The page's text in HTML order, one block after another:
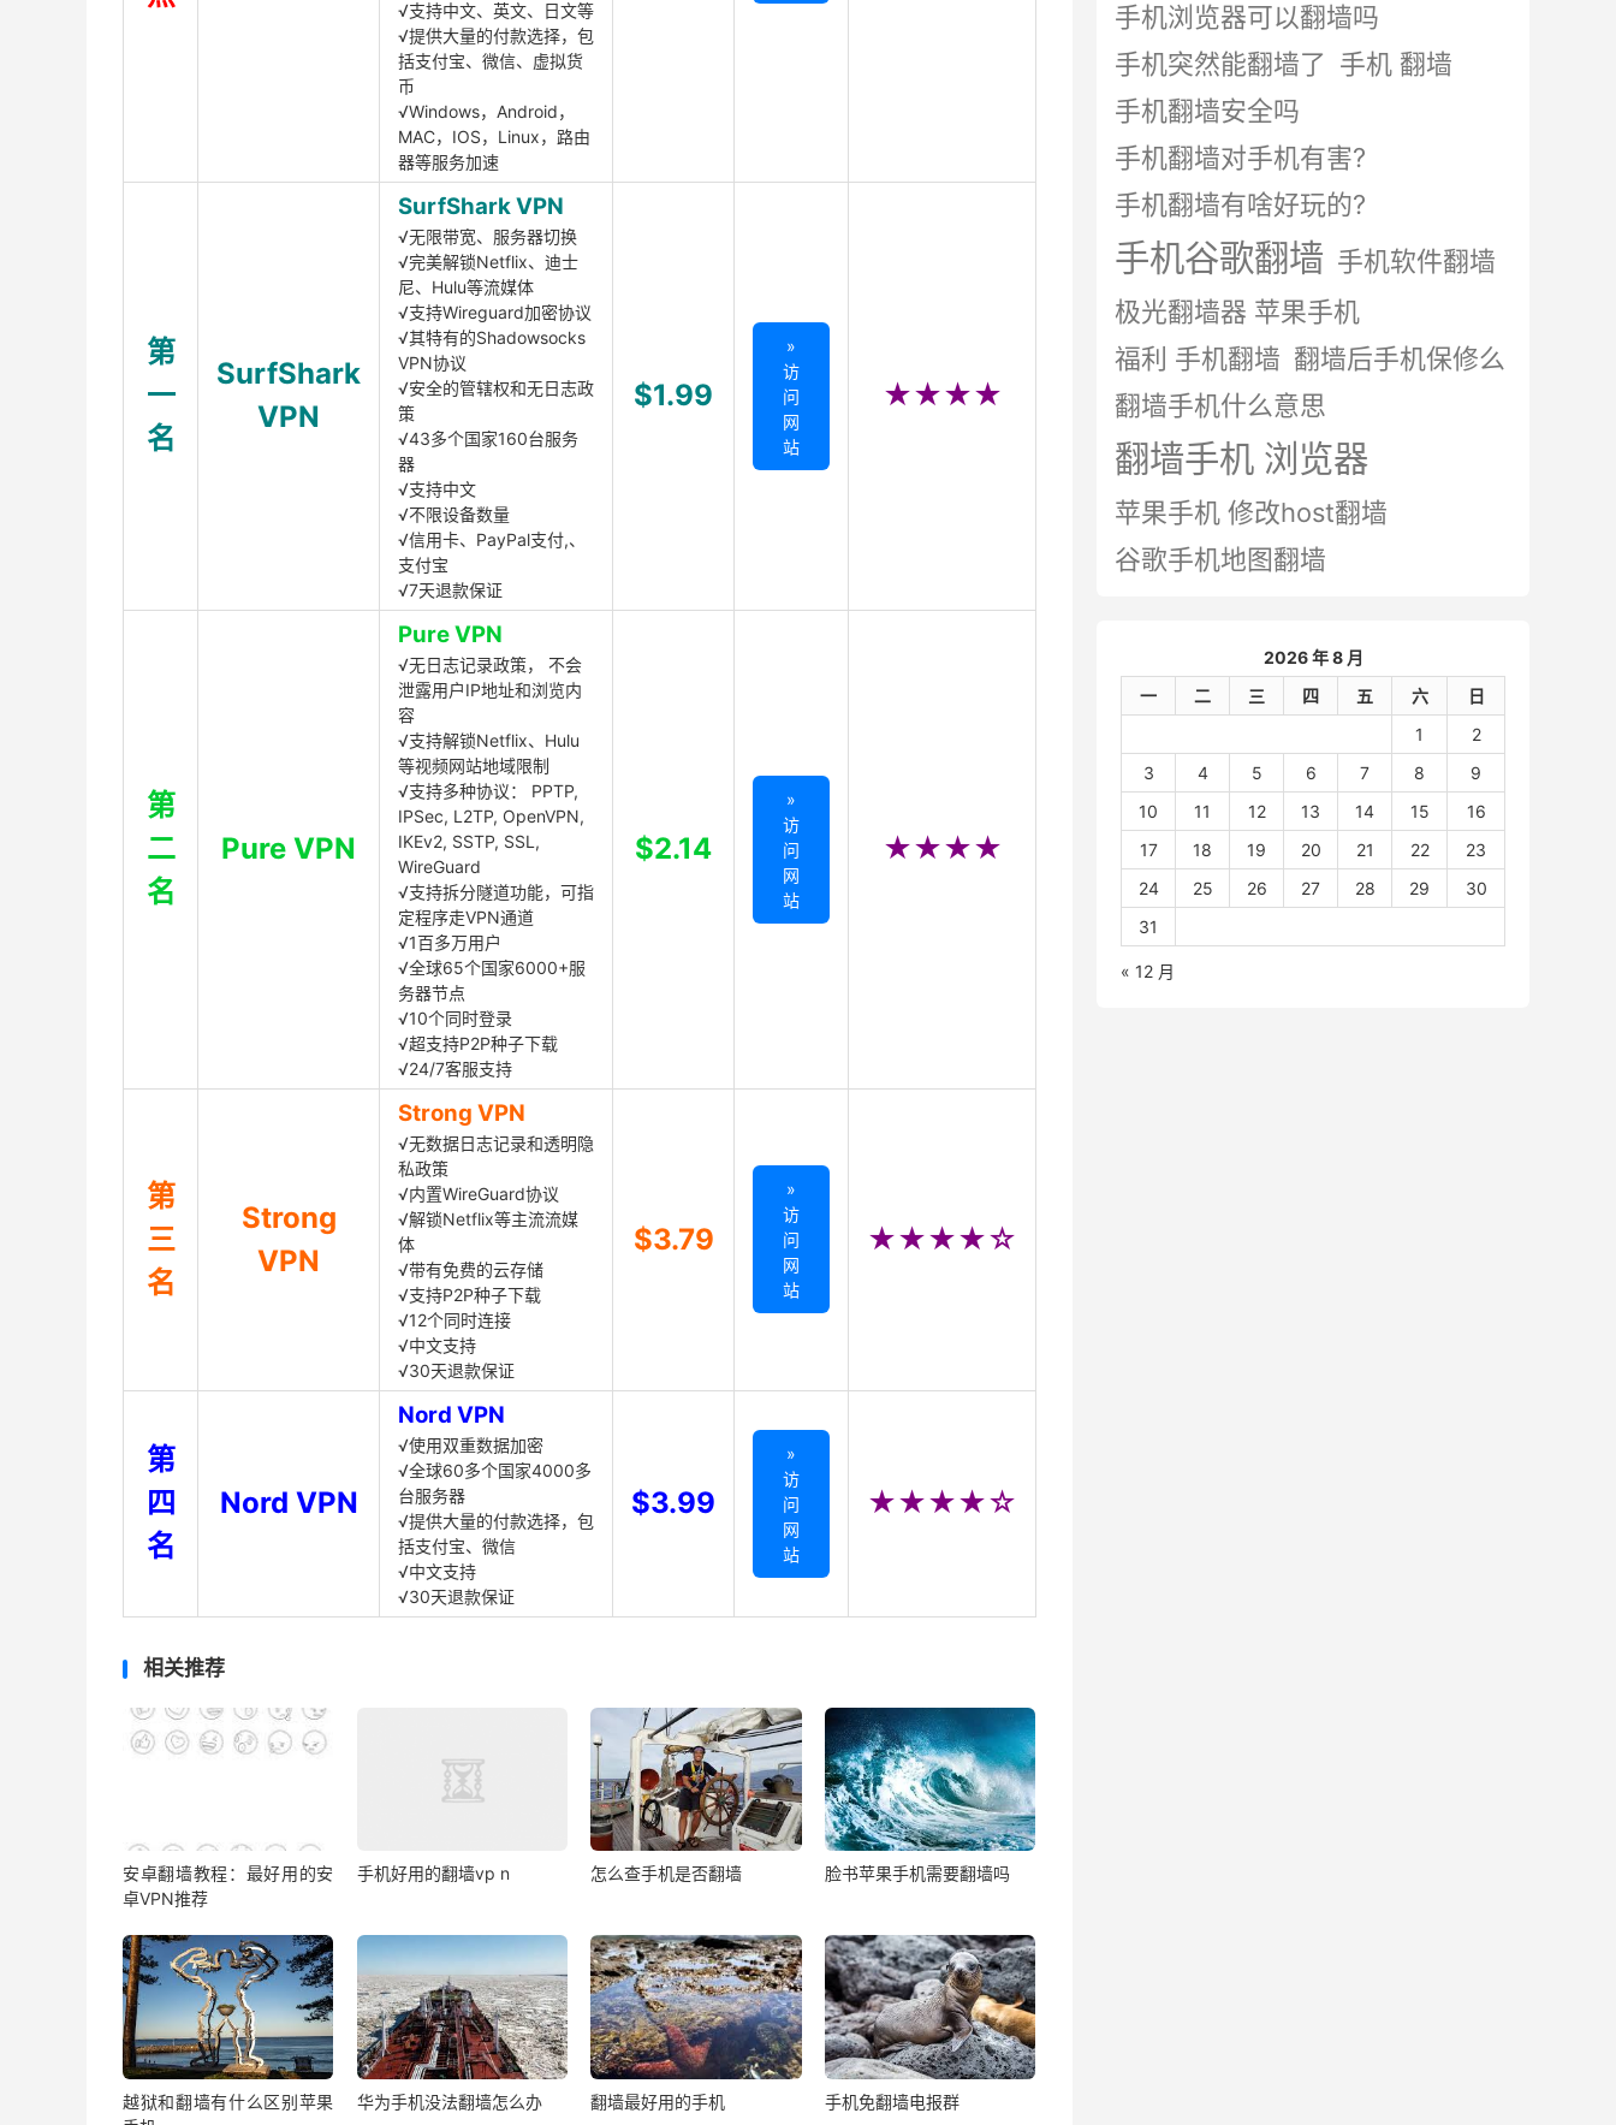
√支持中文、英文、日文等
√提供大量的付款选择，包
括支付宝、微信、虚拟货
币
√Windows，Android，
MAC，IOS，Linux，路由
器等服务加速
第
一
名
SurfShark
VPN
SurfShark VPN
√无限带宽、服务器切换
√完美解锁Netflix、迪士
尼、Hulu等流媒体
√支持Wireguard加密协议
√其特有的Shadowsocks
VPN协议
√安全的管辖权和无日志政
策
√43多个国家160台服务
器
√支持中文
√不限设备数量
√信用卡、PayPal支付,、
支付宝
√7天退款保证
$1.99
»
访
问
网
站
★★★★
第
二
名
Pure VPN
Pure VPN
√无日志记录政策， 不会
泄露用户IP地址和浏览内
容
√支持解锁Netflix、Hulu
等视频网站地域限制
√支持多种协议： PPTP,
IPSec, L2TP, OpenVPN,
IKEv2, SSTP, SSL,
WireGuard
√支持拆分隧道功能，可指
定程序走VPN通道
√1百多万用户
√全球65个国家6000+服
务器节点
√10个同时登录
√超支持P2P种子下载
√24/7客服支持
$2.14
»
访
问
网
站
★★★★
第
三
名
Strong
VPN
Strong VPN
√无数据日志记录和透明隐
私政策
√内置WireGuard协议
√解锁Netflix等主流流媒
体
√带有免费的云存储
√支持P2P种子下载
√12个同时连接
√中文支持
√30天退款保证
$3.79
»
访
问
网
站
★★★★☆
第
四
名
Nord VPN
Nord VPN
√使用双重数据加密
√全球60多个国家4000多
台服务器
√提供大量的付款选择，包
括支付宝、微信
√中文支持
√30天退款保证
$3.99
»
访
问
网
站
★★★★☆
相关推荐
安卓翻墙教程：最好用的安
卓VPN推荐
手机好用的翻墙vp n 怎么查手机是否翻墙 脸书苹果手机需要翻墙吗
越狱和翻墙有什么区别苹果
华为手机没法翻墙怎么办 翻墙最好用的手机 手机免翻墙电报群
手机浏览器可以翻墙吗
手机突然能翻墙了 手机 翻墙
手机翻墙安全吗
手机翻墙对手机有害?
手机翻墙有啥好玩的?
手机谷歌翻墙 手机软件翻墙
极光翻墙器 苹果手机
福利 手机翻墙 翻墙后手机保修么
翻墙手机什么意思
翻墙手机 浏览器
苹果手机 修改host翻墙
谷歌手机地图翻墙
2026 年 8 月
一
二 三 四 五 六
日
1
2
3
4 5 6 7 8
9
10
11 12 13 14 15
16
17
18 19 20 21 22
23
24
25 26 27 28 29
30
31
« 12 月